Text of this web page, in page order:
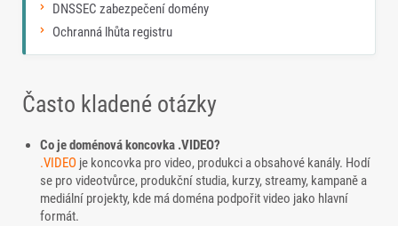
DNSSEC zabezpečení domény
Ochranná lhůta registru
Často kladené otázky
Co je doménová koncovka .VIDEO?
.VIDEO je koncovka pro video, produkci a obsahové kanály. Hodí
se pro videotvůrce, produkční studia, kurzy, streamy, kampaně a
mediální projekty, kde má doména podpořit video jako hlavní
formát.